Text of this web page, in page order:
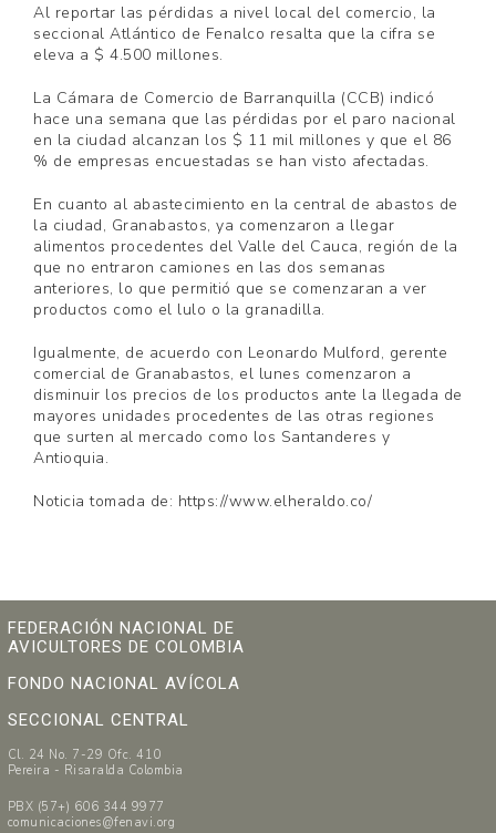
Al reportar las pérdidas a nivel local del comercio, la
seccional Atlántico de Fenalco resalta que la cifra se
eleva a $ 4.500 millones.
La Cámara de Comercio de Barranquilla (CCB) indicó
hace una semana que las pérdidas por el paro nacional
en la ciudad alcanzan los $ 11 mil millones y que el 86
% de empresas encuestadas se han visto afectadas.
En cuanto al abastecimiento en la central de abastos de
la ciudad, Granabastos, ya comenzaron a llegar
alimentos procedentes del Valle del Cauca, región de la
que no entraron camiones en las dos semanas
anteriores, lo que permitió que se comenzaran a ver
productos como el lulo o la granadilla.
Igualmente, de acuerdo con Leonardo Mulford, gerente
comercial de Granabastos, el lunes comenzaron a
disminuir los precios de los productos ante la llegada de
mayores unidades procedentes de las otras regiones
que surten al mercado como los Santanderes y
Antioquia.
Noticia tomada de: https://www.elheraldo.co/
FEDERACIÓN NACIONAL DE
AVICULTORES DE COLOMBIA
FONDO NACIONAL AVÍCOLA
SECCIONAL CENTRAL
Cl. 24 No. 7-29 Ofc. 410
Pereira - Risaralda Colombia
PBX (57+) 606 344 9977
comunicaciones@fenavi.org